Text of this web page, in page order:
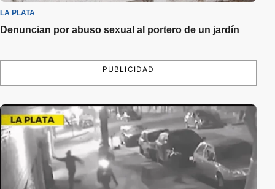
LA PLATA
Denuncian por abuso sexual al portero de un jardín
PUBLICIDAD